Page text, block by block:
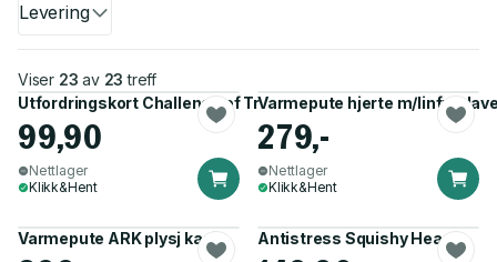
Levering
Viser 23 av 23 treff
Utfordringskort Challenge of Trening
99,90
Nettlager
Klikk&Hent
Varmepute hjerte m/linfrø,
279,-
Nettlager
Klikk&Hent
Varmepute ARK plysj kanin Antistress Squishy Heart